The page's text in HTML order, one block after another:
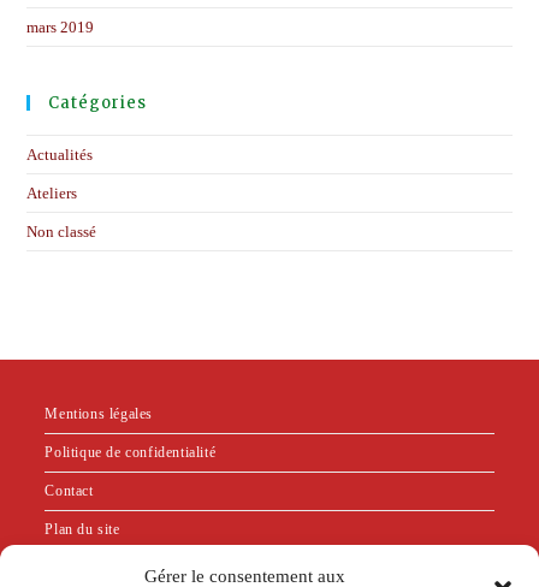
Gérer le consentement aux
mars 2019
Catégories
Actualités
Ateliers
Non classé
Mentions légales
Politique de confidentialité
Contact
Plan du site